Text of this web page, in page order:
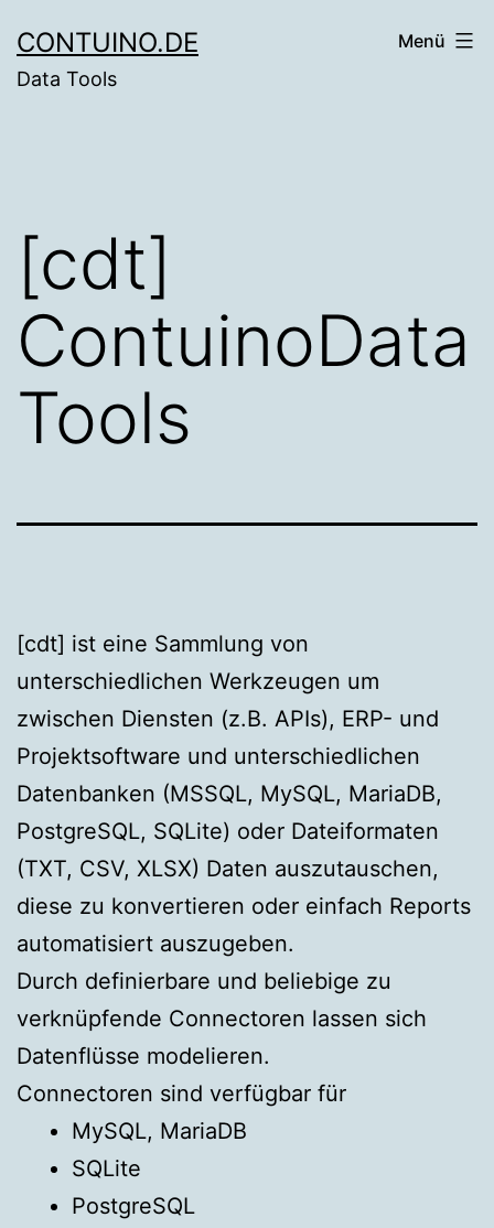
Inhalt
springen
CONTUINO.DE
Data Tools
Menü
[cdt]
ContuinoData
Tools
[cdt] ist eine Sammlung von
unterschiedlichen Werkzeugen um
zwischen Diensten (z.B. APIs), ERP- und
Projektsoftware und unterschiedlichen
Datenbanken (MSSQL, MySQL, MariaDB,
PostgreSQL, SQLite) oder Dateiformaten
(TXT, CSV, XLSX) Daten auszutauschen,
diese zu konvertieren oder einfach Reports
automatisiert auszugeben.
Durch definierbare und beliebige zu
verknüpfende Connectoren lassen sich
Datenflüsse modelieren.
Connectoren sind verfügbar für
MySQL, MariaDB
SQLite
PostgreSQL